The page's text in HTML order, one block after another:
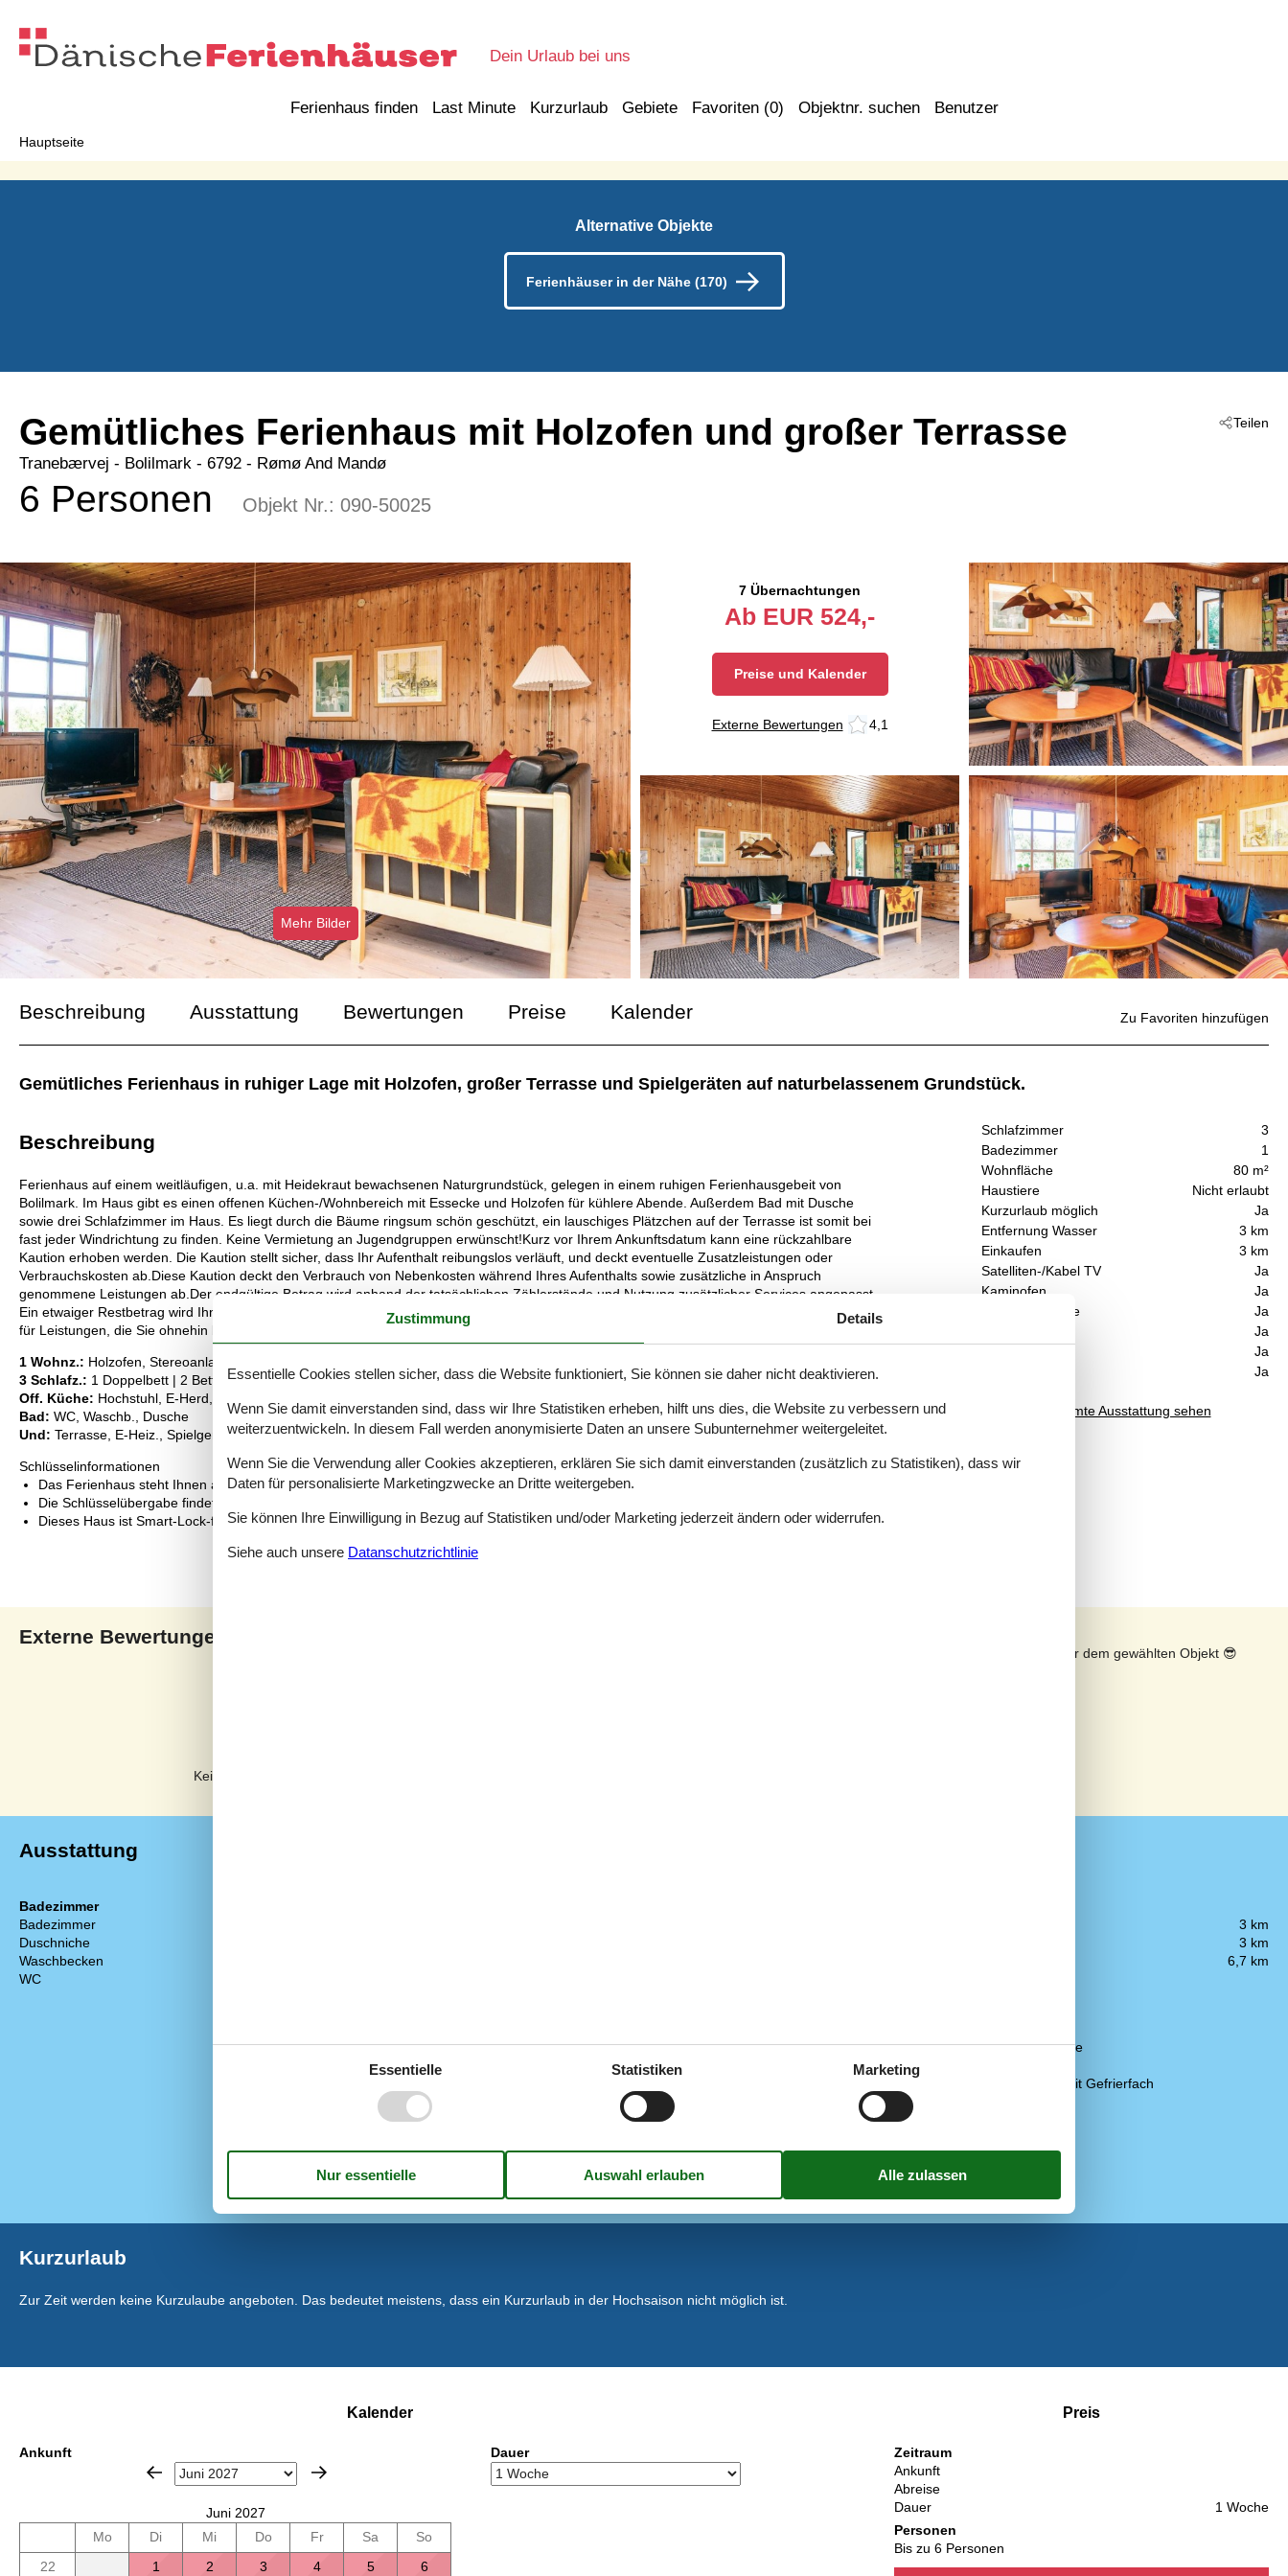
Dein Urlaub bei uns
Ferienhaus finden Last Minute Kurzurlaub Gebiete Favoriten (0) Objektnr. suchen Benutzer
Hauptseite
Alternative Objekte
Ferienhäuser in der Nähe (170)
Teilen
Gemütliches Ferienhaus mit Holzofen und großer Terrasse
Tranebærvej - Bolilmark - 6792 - Rømø And Mandø
6 Personen Objekt Nr.: 090-50025
Mehr Bilder
7 Übernachtungen
Ab EUR 524,-
Preise und Kalender
Externe Bewertungen 4,1
Beschreibung Ausstattung Bewertungen Preise Kalender
Gemütliches Ferienhaus in ruhiger Lage mit Holzofen, großer Terrasse und Spielgeräten auf naturbelassenem Grundstück.
Schlafzimmer
3
Badezimmer
1
Wohnfläche
80 m²
Haustiere
Nicht erlaubt
Kurzurlaub möglich
Ja
Entfernung Wasser
3 km
Einkaufen
3 km
Satelliten-/Kabel TV
Ja
Kaminofen
Ja
Waschmaschine
Ja
Ja
Ja
Ja
Gesamte Ausstattung sehen
Zu Favoriten hinzufügen
Beschreibung
Ferienhaus auf einem weitläufigen, u.a. mit Heidekraut bewachsenen Naturgrundstück, gelegen in einem ruhigen Ferienhausgebeit von
Bolilmark. Im Haus gibt es einen offenen Küchen-/Wohnbereich mit Essecke und Holzofen für kühlere Abende. Außerdem Bad mit Dusche
sowie drei Schlafzimmer im Haus. Es liegt durch die Bäume ringsum schön geschützt, ein lauschiges Plätzchen auf der Terrasse ist somit bei
fast jeder Windrichtung zu finden. Keine Vermietung an Jugendgruppen erwünscht!Kurz vor Ihrem Ankunftsdatum kann eine rückzahlbare
Kaution erhoben werden. Die Kaution stellt sicher, dass Ihr Aufenthalt reibungslos verläuft, und deckt eventuelle Zusatzleistungen oder
Verbrauchskosten ab.Diese Kaution deckt den Verbrauch von Nebenkosten während Ihres Aufenthalts sowie zusätzliche in Anspruch
genommene Leistungen ab.Der endgültige Betrag wird anhand der tatsächlichen Zählerstände und Nutzung zusätzlicher Services angepasst.
Ein etwaiger Restbetrag wird Ihnen innerhalb von 21 Tagen nach dem Check-out zurückerstattet.Die Kaution dient lediglich als Vorauszahlung
für Leistungen, die Sie ohnehin bezahlen würden, und ermöglicht einen reibungslosen Ablauf Ihres Aufenthalts und Check-outs.
1 Wohnz.: Holzofen, Stereoanlage, CD, DVD, TV, Parabol, Hochstuhl
3 Schlafz.: 1 Doppelbett | 2 Betten | 2 Kojen
Off. Küche: Hochstuhl, E-Herd, Kühlschr. m. Gefrierfach, Mikrow., Abzugsh., Kaffeem., Spülm., Waschm, Trockner
Bad: WC, Waschb., Dusche
Und: Terrasse, E-Heiz., Spielgeräte, Grill, Naturgrundst. 2509 m2 , gemütliche Möblierung, Ferienhausgebiet, Nichtraucherhaus
Schlüsselinformationen
Das Ferienhaus steht Ihnen am Anreisetag ab 16:00 Uhr zur Verfügung.
Die Schlüsselübergabe findet am Haus statt.
Dieses Haus ist Smart-Lock-fähig
Externe Bewertungen
Keine detaillierten externen Bewertungen
Sonnenstand über dem gewählten Objekt 😎
Ausstattung
Badezimmer
Badezimmer
Duschniche
Waschbecken
WC
Parabol
Wohnfläche in m²
Draußen
Terrasse
Waschmaschine
Wäschetrockner
3 km
3 km
6,7 km
Kaffeemaschine
Kühlschrank mit Gefrierfach
Kurzurlaub
Zur Zeit werden keine Kurzulaube angeboten. Das bedeutet meistens, dass ein Kurzurlaub in der Hochsaison nicht möglich ist.
Kalender
Ankunft
Juni 2027
Mo
Di Mi Do Fr Sa
So
22
1 2 3 4 5
6
Dauer
Preis
Zeitraum
Ankunft
Abreise
Dauer
1 Woche
Personen
Bis zu 6 Personen
Zustimmung Details
Essentielle Cookies stellen sicher, dass die Website funktioniert, Sie können sie daher nicht deaktivieren.
Wenn Sie damit einverstanden sind, dass wir Ihre Statistiken erheben, hilft uns dies, die Website zu verbessern und
weiterzuentwickeln. In diesem Fall werden anonymisierte Daten an unsere Subunternehmer weitergeleitet.
Wenn Sie die Verwendung aller Cookies akzeptieren, erklären Sie sich damit einverstanden (zusätzlich zu Statistiken), dass wir
Daten für personalisierte Marketingzwecke an Dritte weitergeben.
Sie können Ihre Einwilligung in Bezug auf Statistiken und/oder Marketing jederzeit ändern oder widerrufen.
Siehe auch unsere Datanschutzrichtlinie
Essentielle Statistiken Marketing